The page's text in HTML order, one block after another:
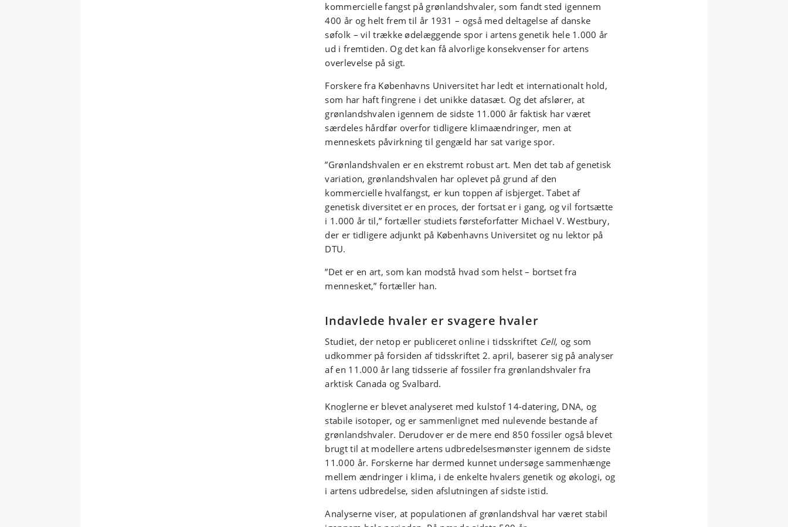
kommercielle fangst på grønlandshvaler, som fandt sted igennem
400 år og helt frem til år 1931 – også med deltagelse af danske
søfolk – vil trække ødelæggende spor i artens genetik hele 1.000 år
ud i fremtiden. Og det kan få alvorlige konsekvenser for artens
overlevelse på sigt.
Forskere fra Københavns Universitet har ledt et internationalt hold,
som har haft fingrene i det unikke datasæt. Og det afslører, at
grønlandshvalen igennem de sidste 11.000 år faktisk har været
særdeles hårdfør overfor tidligere klimaændringer, men at
menneskets påvirkning til gengæld har sat varige spor.
”Grønlandshvalen er en ekstremt robust art. Men det tab af genetisk
variation, grønlandshvalen har oplevet på grund af den
kommercielle hvalfangst, er kun toppen af isbjerget. Tabet af
genetisk diversitet er en proces, der fortsat er i gang, og vil fortsætte
i 1.000 år til,” fortæller studiets førsteforfatter Michael V. Westbury,
der er tidligere adjunkt på Københavns Universitet og nu lektor på
DTU.
”Det er en art, som kan modstå hvad som helst – bortset fra
mennesket,” fortæller han.
Indavlede hvaler er svagere hvaler
Studiet, der netop er publiceret online i tidsskriftet Cell, og som
udkommer på forsiden af tidsskriftet 2. april, baserer sig på analyser
af en 11.000 år lang tidsserie af fossiler fra grønlandshvaler fra
arktisk Canada og Svalbard.
Knoglerne er blevet analyseret med kulstof 14-datering, DNA, og
stabile isotoper, og er sammenlignet med nulevende bestande af
grønlandshvaler. Derudover er de mere end 850 fossiler også blevet
brugt til at modellere artens udbredelsesmønster igennem de sidste
11.000 år. Forskerne har dermed kunnet undersøge sammenhænge
mellem ændringer i klima, i de enkelte hvalers genetik og økologi, og
i artens udbredelse, siden afslutningen af sidste istid.
Analyserne viser, at populationen af grønlandshval har været stabil